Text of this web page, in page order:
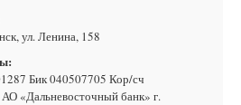
ул. Ленина, 158
Бик 040507705 Кор/сч
«Дальневосточный банк» г.